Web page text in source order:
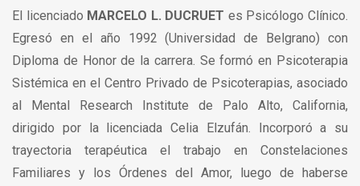
El licenciado MARCELO L. DUCRUET es Psicólogo Clínico.
Egresó en el año 1992 (Universidad de Belgrano) con
Diploma de Honor de la carrera. Se formó en Psicoterapia
Sistémica en el Centro Privado de Psicoterapias, asociado
al Mental Research Institute de Palo Alto, California,
dirigido por la licenciada Celia Elzufán. Incorporó a su
trayectoria terapéutica el trabajo en Constelaciones
Familiares y los Órdenes del Amor, luego de haberse